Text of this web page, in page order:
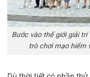
Bước vào thế giới giải
trò chơi mạo hiểm